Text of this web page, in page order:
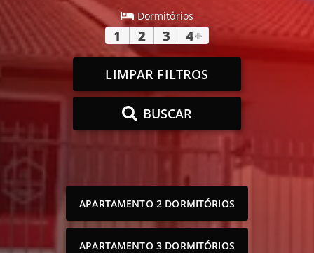
Dormitórios
1 2 3 4+
LIMPAR FILTROS
BUSCAR
APARTAMENTO 2 DORMITÓRIOS
APARTAMENTO 3 DORMITÓRIOS